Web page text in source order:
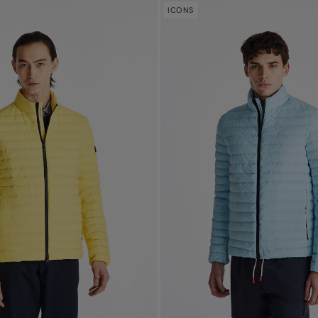
ICONS